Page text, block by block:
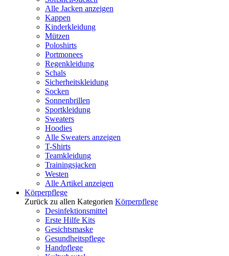
Alle Jacken anzeigen
Kappen
Kinderkleidung
Mützen
Poloshirts
Portmonees
Regenkleidung
Schals
Sicherheitskleidung
Socken
Sonnenbrillen
Sportkleidung
Sweaters
Hoodies
Alle Sweaters anzeigen
T-Shirts
Teamkleidung
Trainingsjacken
Westen
Alle Artikel anzeigen
Körperpflege
Zurück zu allen Kategorien Körperpflege
Desinfektionsmittel
Erste Hilfe Kits
Gesichtsmaske
Gesundheitspflege
Handpflege